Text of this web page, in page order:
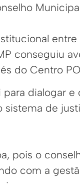
conseguiu
do Centro
para dialogar
de
pois o
com a